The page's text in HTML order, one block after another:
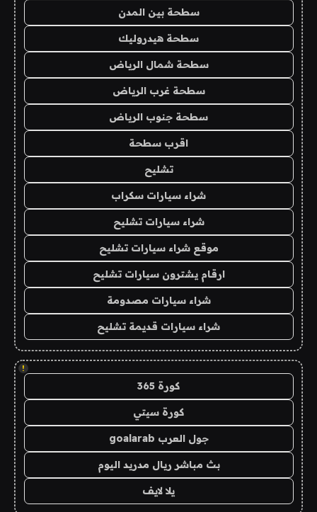
سطحة بين المدن
سطحة هيدروليك
سطحة شمال الرياض
سطحة غرب الرياض
سطحة جنوب الرياض
اقرب سطحة
تشليح
شراء سيارات سكراب
شراء سيارات تشليح
موقع شراء سيارات تشليح
ارقام يشترون سيارات تشليح
شراء سيارات مصدومة
شراء سيارات قديمة تشليح
!
كورة 365
كورة سيتي
جول العرب goalarab
بث مباشر ريال مدريد اليوم
يلا لايف